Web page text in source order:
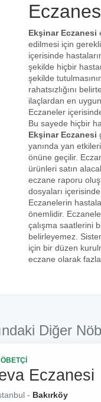
Ekşinar Eczanesi
edilmesi için
içerisinde
şekilde hiçbir
şekilde
rahatsızlığını
ilaçlardan en
Eczaneler
Bu sayede hiçbir
Ekşinar Eczanesi
yanında yan
önüne geçilir.
ürünleri satın
eczane raporu
dosyaları içerisinde
Eczanelerin
önemlidir.
çalışma saatlerini
belirleyemez.
için bir düzen
eczane olarak
Diğer
Eczanesi
- Bakırköy